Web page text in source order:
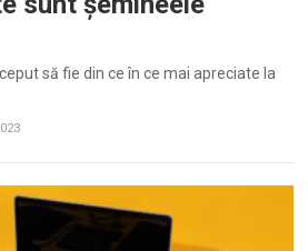
să fie din ce în ce mai apreciate la